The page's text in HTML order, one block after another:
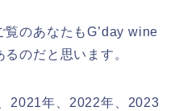
のあなたもG’day wine
のだと思います。
2021年、2022年、2023